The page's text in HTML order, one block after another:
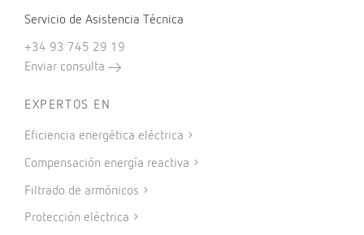
Servicio de Asistencia Técnica
+34 93 745 29 19
Enviar consulta
EXPERTOS EN
Eficiencia energética eléctrica
Compensación energía reactiva
Filtrado de armónicos
Protección eléctrica